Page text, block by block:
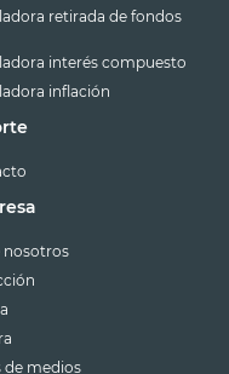
retirada de fondos
interés compuesto
inflación
nosotros
de medios